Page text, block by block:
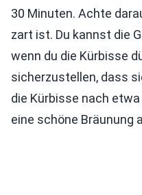
30 Minuten. Achte
zart ist. Du kannst die
wenn du die Kürbisse
sicherzustellen, dass
die Kürbisse nach
eine schöne Bräunung